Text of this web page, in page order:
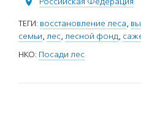
ТЕГИ: восстановление леса,
семьи, лес, лесной фонд,
НКО: Посади лес